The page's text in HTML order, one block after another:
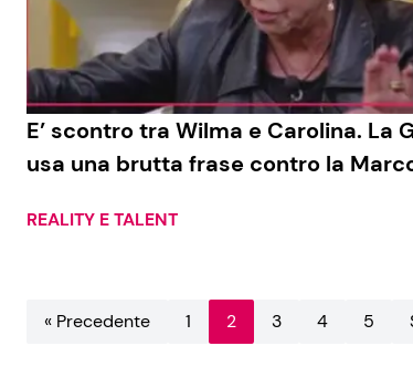
E’ scontro tra Wilma e Carolina. La
usa una brutta frase contro la
REALITY E TALENT
« Precedente 1 2 3 4 5